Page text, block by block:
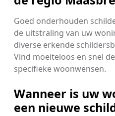
Goed onderhouden
de uitstraling van uw
diverse erkende
Vind moeiteloos en snel
specifieke woonwensen.
Wanneer is uw
een nieuwe